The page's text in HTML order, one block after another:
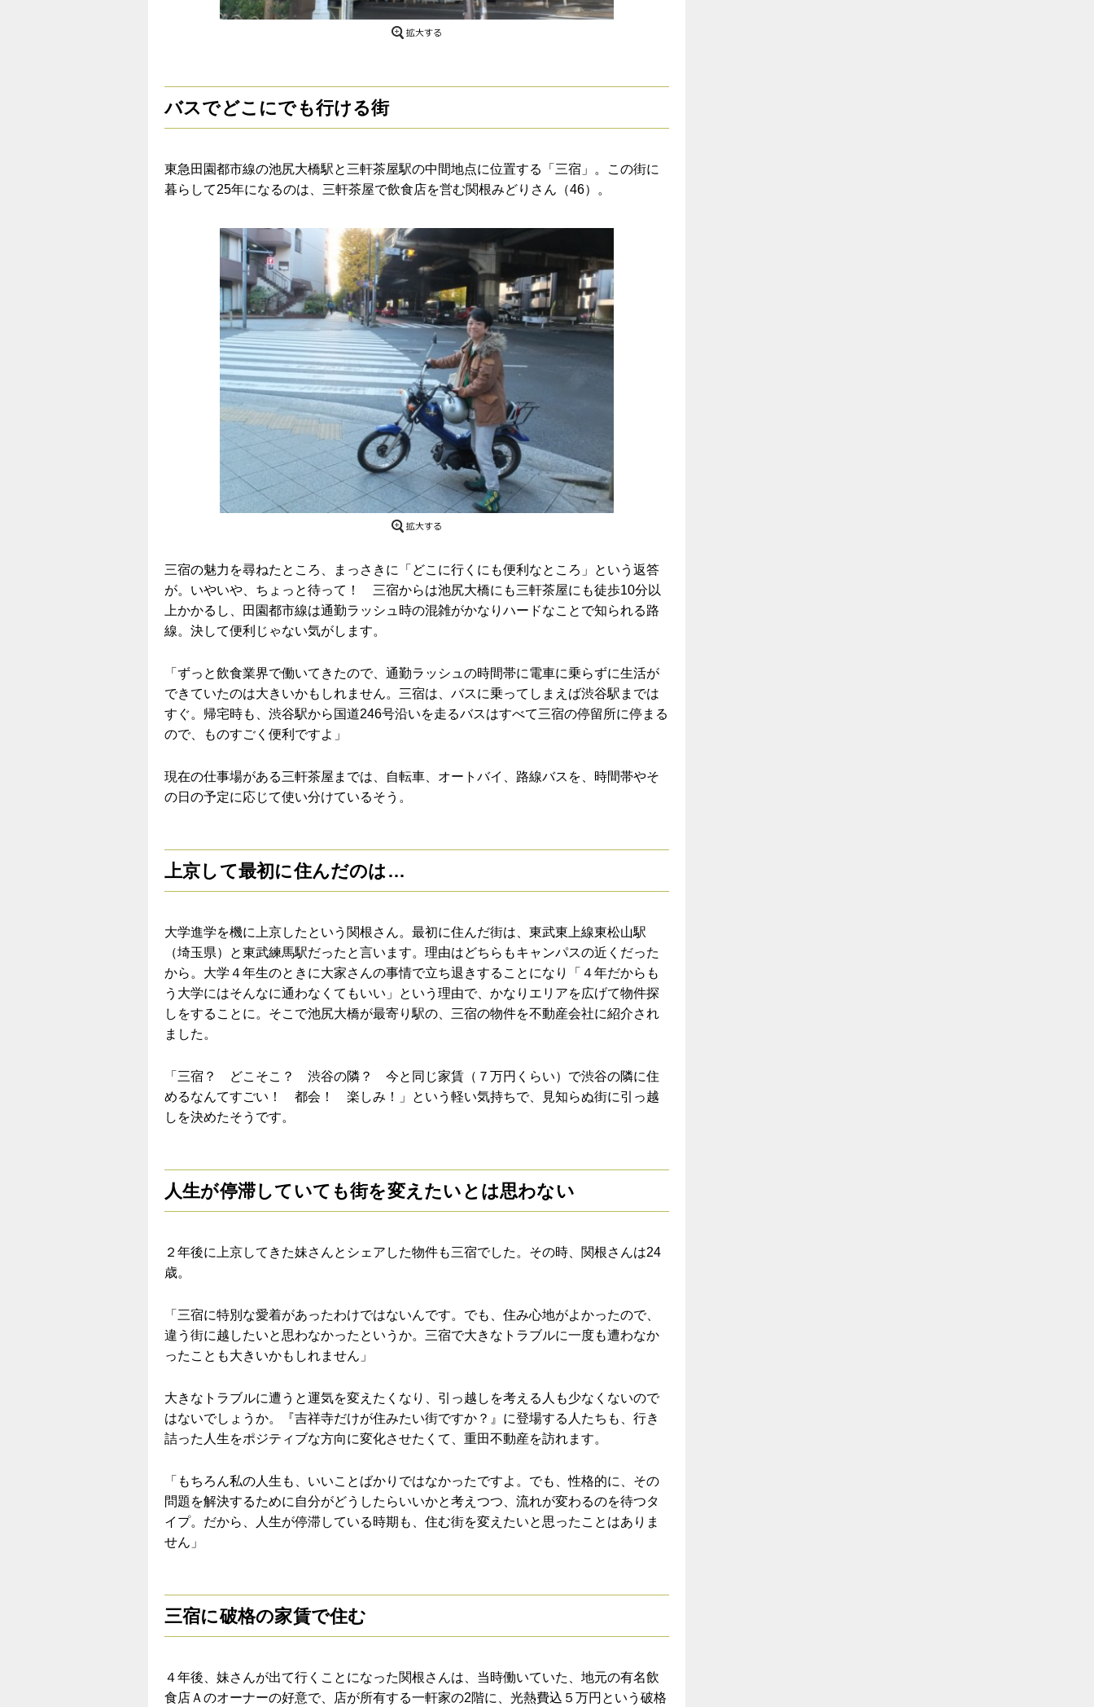
バスでどこにでも行ける街
東急田園都市線の池尻大橋駅と三軒茶屋駅の中間地点に位置する「三宿」。この街に
暮らして25年になるのは、三軒茶屋で飲食店を営む関根みどりさん（46）。
三宿の魅力を尋ねたところ、まっさきに「どこに行くにも便利なところ」という返答
が。いやいや、ちょっと待って！ 三宿からは池尻大橋にも三軒茶屋にも徒歩10分以
上かかるし、田園都市線は通勤ラッシュ時の混雑がかなりハードなことで知られる路
線。決して便利じゃない気がします。
「ずっと飲食業界で働いてきたので、通勤ラッシュの時間帯に電車に乗らずに生活が
できていたのは大きいかもしれません。三宿は、バスに乗ってしまえば渋谷駅までは
すぐ。帰宅時も、渋谷駅から国道246号沿いを走るバスはすべて三宿の停留所に停まる
ので、ものすごく便利ですよ」
現在の仕事場がある三軒茶屋までは、自転車、オートバイ、路線バスを、時間帯やそ
の日の予定に応じて使い分けているそう。
上京して最初に住んだのは…
大学進学を機に上京したという関根さん。最初に住んだ街は、東武東上線東松山駅
（埼玉県）と東武練馬駅だったと言います。理由はどちらもキャンパスの近くだった
から。大学４年生のときに大家さんの事情で立ち退きすることになり「４年だからも
う大学にはそんなに通わなくてもいい」という理由で、かなりエリアを広げて物件探
しをすることに。そこで池尻大橋が最寄り駅の、三宿の物件を不動産会社に紹介され
ました。
「三宿？ どこそこ？ 渋谷の隣？ 今と同じ家賃（７万円くらい）で渋谷の隣に住
めるなんてすごい！ 都会！ 楽しみ！」という軽い気持ちで、見知らぬ街に引っ越
しを決めたそうです。
人生が停滞していても街を変えたいとは思わない
２年後に上京してきた妹さんとシェアした物件も三宿でした。その時、関根さんは24
歳。
「三宿に特別な愛着があったわけではないんです。でも、住み心地がよかったので、
違う街に越したいと思わなかったというか。三宿で大きなトラブルに一度も遭わなか
ったことも大きいかもしれません」
大きなトラブルに遭うと運気を変えたくなり、引っ越しを考える人も少なくないので
はないでしょうか。『吉祥寺だけが住みたい街ですか？』に登場する人たちも、行き
詰った人生をポジティブな方向に変化させたくて、重田不動産を訪れます。
「もちろん私の人生も、いいことばかりではなかったですよ。でも、性格的に、その
問題を解決するために自分がどうしたらいいかと考えつつ、流れが変わるのを待つタ
イプ。だから、人生が停滞している時期も、住む街を変えたいと思ったことはありま
せん」
三宿に破格の家賃で住む
４年後、妹さんが出て行くことになった関根さんは、当時働いていた、地元の有名飲
食店Ａのオーナーの好意で、店が所有する一軒家の2階に、光熱費込５万円という破格